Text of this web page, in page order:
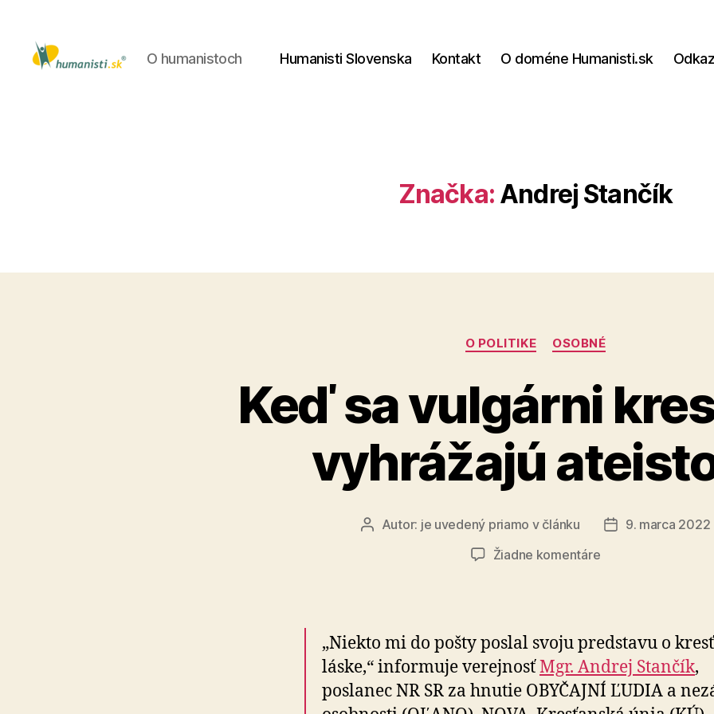
O humanistoch Humanisti Slovenska Kontakt O doméne Humanisti.sk
Značka: Andrej Stančík
Kategórie
O POLITIKE OSOBNÉ
Keď sa vulgárni
vyhrážajú
AutorAutor: je uvedený priamo v článku
Dátum
9. marca 2022
Žiadne komentárena
vyhrážajú
ateistovi
„Niekto mi do pošty poslal svoju predstavu o
láske,“ informuje verejnosťMgr. Andrej Stančík,
poslanec NR SR za hnutie OBYČAJNÍ ĽUDIA a